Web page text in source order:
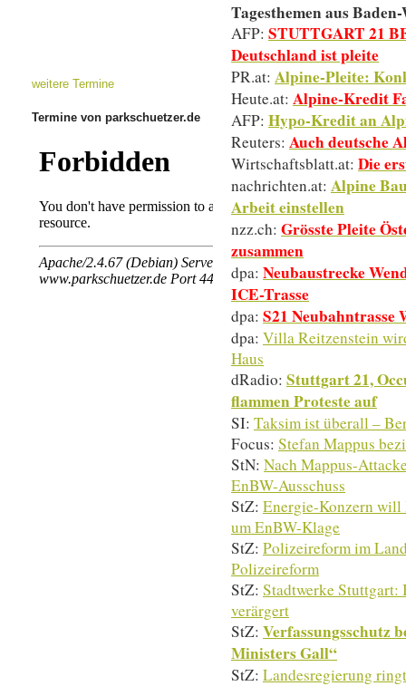
Tagesthemen aus
AFP: STUTTGART 21
Deutschland ist pleite
PR.at: Alpine-Pleite:
Heute.at: Alpine-Kredit
AFP: Hypo-Kredit an
Reuters: Auch deutsche
Wirtschaftsblatt.at: Die
nachrichten.at: Alpine
Arbeit einstellen
nzz.ch: Grösste Pleite
zusammen
dpa: Neubaustrecke
ICE-Trasse
dpa: S21
dpa: Villa Reitzenstein
Haus
dRadio: Stuttgart 21,
flammen Proteste auf
SI: Taksim ist überall –
Focus: Stefan Mappus
StN: Nach Mappus-
EnBW-Ausschuss
StZ: Energie-Konzern
um EnBW-Klage
StZ: Polizeireform im
Polizeireform
StZ: Stadtwerke
verärgert
StZ: Verfassungsschutz
Ministers Gall“
StZ: Landesregierung
weitere Termine
Termine von parkschuetzer.de